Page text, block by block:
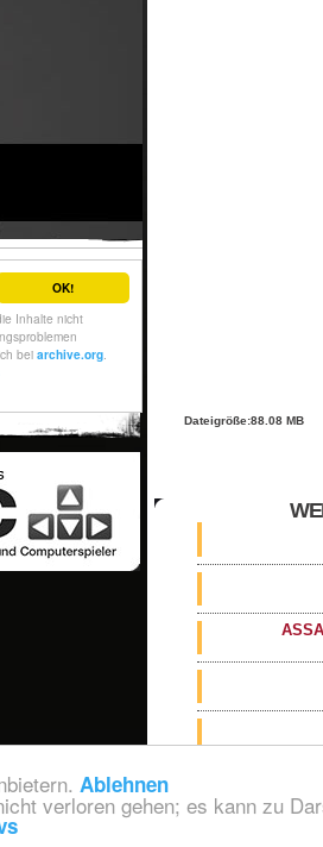
Ablehnen
verloren gehen; es kann zu
Dateigröße:88.08 MB